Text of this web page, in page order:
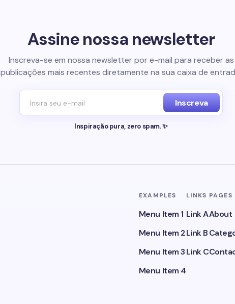
Assine nossa newsletter
Inscreva-se em nossa newsletter por e-mail para receber as
publicações mais recentes diretamente na sua caixa de
Inscreva
Inspiração pura, zero spam. ✨
EXAMPLES
Menu Item 1
Menu Item 2
Menu Item 3
Menu Item 4
LINKS
Link A
Link B
Link C
PAGES
About